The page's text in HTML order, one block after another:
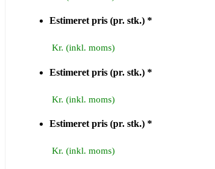
Estimeret pris (pr. stk.) *
Estimeret pris (pr. stk.) *
Estimeret pris (pr. stk.) *